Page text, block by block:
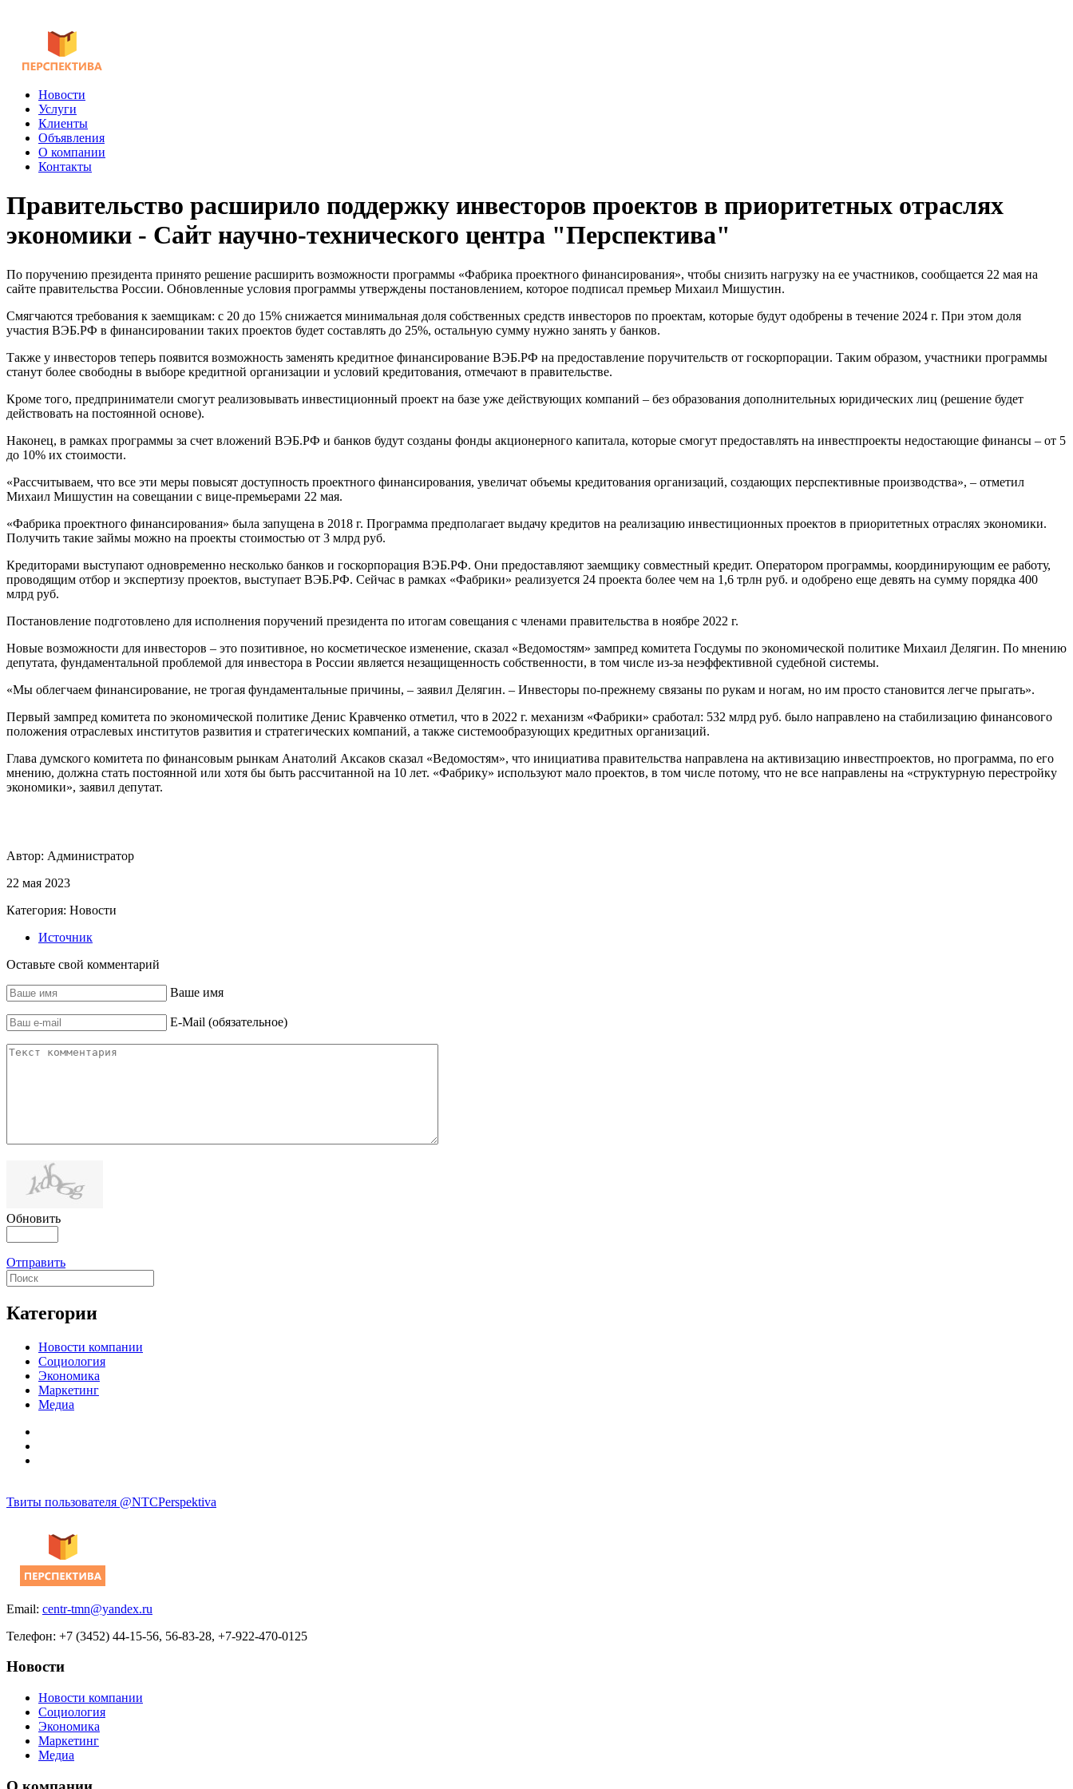
Новости
Услуги
Клиенты
Объявления
О компании
Контакты
Правительство расширило поддержку инвесторов проектов в приоритетных отраслях
экономики - Сайт научно-технического центра "Перспектива"
По поручению президента принято решение расширить возможности программы «Фабрика проектного финансирования», чтобы снизить нагрузку на ее участников, сообщается 22 мая на
сайте правительства России. Обновленные условия программы утверждены постановлением, которое подписал премьер Михаил Мишустин.
Смягчаются требования к заемщикам: с 20 до 15% снижается минимальная доля собственных средств инвесторов по проектам, которые будут одобрены в течение 2024 г. При этом доля
участия ВЭБ.РФ в финансировании таких проектов будет составлять до 25%, остальную сумму нужно занять у банков.
Также у инвесторов теперь появится возможность заменять кредитное финансирование ВЭБ.РФ на предоставление поручительств от госкорпорации. Таким образом, участники программы
станут более свободны в выборе кредитной организации и условий кредитования, отмечают в правительстве.
Кроме того, предприниматели смогут реализовывать инвестиционный проект на базе уже действующих компаний – без образования дополнительных юридических лиц (решение будет
действовать на постоянной основе).
Наконец, в рамках программы за счет вложений ВЭБ.РФ и банков будут созданы фонды акционерного капитала, которые смогут предоставлять на инвестпроекты недостающие финансы – от 5
до 10% их стоимости.
«Рассчитываем, что все эти меры повысят доступность проектного финансирования, увеличат объемы кредитования организаций, создающих перспективные производства», – отметил
Михаил Мишустин на совещании с вице-премьерами 22 мая.
«Фабрика проектного финансирования» была запущена в 2018 г. Программа предполагает выдачу кредитов на реализацию инвестиционных проектов в приоритетных отраслях экономики.
Получить такие займы можно на проекты стоимостью от 3 млрд руб.
Кредиторами выступают одновременно несколько банков и госкорпорация ВЭБ.РФ. Они предоставляют заемщику совместный кредит. Оператором программы, координирующим ее работу,
проводящим отбор и экспертизу проектов, выступает ВЭБ.РФ. Сейчас в рамках «Фабрики» реализуется 24 проекта более чем на 1,6 трлн руб. и одобрено еще девять на сумму порядка 400
млрд руб.
Постановление подготовлено для исполнения поручений президента по итогам совещания с членами правительства в ноябре 2022 г.
Новые возможности для инвесторов – это позитивное, но косметическое изменение, сказал «Ведомостям» зампред комитета Госдумы по экономической политике Михаил Делягин. По мнению
депутата, фундаментальной проблемой для инвестора в России является незащищенность собственности, в том числе из-за неэффективной судебной системы.
«Мы облегчаем финансирование, не трогая фундаментальные причины, – заявил Делягин. – Инвесторы по-прежнему связаны по рукам и ногам, но им просто становится легче прыгать».
Первый зампред комитета по экономической политике Денис Кравченко отметил, что в 2022 г. механизм «Фабрики» сработал: 532 млрд руб. было направлено на стабилизацию финансового
положения отраслевых институтов развития и стратегических компаний, а также системообразующих кредитных организаций.
Глава думского комитета по финансовым рынкам Анатолий Аксаков сказал «Ведомостям», что инициатива правительства направлена на активизацию инвестпроектов, но программа, по его
мнению, должна стать постоянной или хотя бы быть рассчитанной на 10 лет. «Фабрику» используют мало проектов, в том числе потому, что не все направлены на «структурную перестройку
экономики», заявил депутат.
Автор: Администратор
22 мая 2023
Категория: Новости
Источник
Оставьте свой комментарий
Ваше имя
E-Mail (обязательное)
Обновить
Отправить
Категории
Новости компании
Социология
Экономика
Маркетинг
Медиа
Твиты пользователя @NTCPerspektiva
Email: centr-tmn@yandex.ru
Телефон: +7 (3452) 44-15-56, 56-83-28, +7-922-470-0125
Новости
Новости компании
Социология
Экономика
Маркетинг
Медиа